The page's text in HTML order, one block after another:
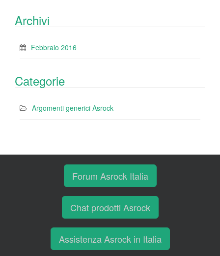
Archivi
Febbraio 2016
Categorie
Argomenti generici Asrock
Forum Asrock Italia
Chat prodotti Asrock
Assistenza Asrock in Italia